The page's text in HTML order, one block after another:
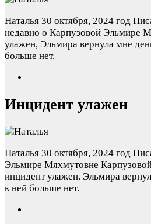
Наталья 30 октября, 2024 год
недавно о Карпузовой Эльмире
улажен, Эльмира вернула мне
больше нет.
Инцидент улажен
Наталья 30 октября, 2024 год
Эльмире Мяхмутовне
инцидент улажен. Эльмира
к ней больше нет.